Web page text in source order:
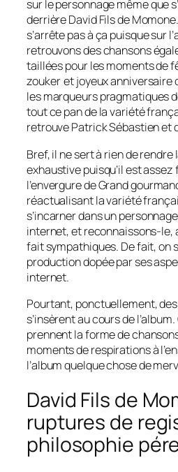
sur le personnage même que
derrière David Fils de
s’arrête pas à ça puisque sur
retrouvons des chansons
taillées pour les moments de
zoukeretjoyeux anniversaire
les marqueurs pragmatiques
tout ce pan de la variété
retrouve Patrick Sébastien et
Bref, il ne sert à rien de rendre
exhaustive puisqu’il est
l’envergure deGrand
réactualisant la variété
s’incarner dans un
internet, et reconnaissons-le,
fait sympathiques. De fait, on
production dopée par ses
internet.
Pourtant, ponctuellement,
s’insèrent au cours de
prennent la forme de
moments de respirations à
l’album quelque chose de
David Fils de
ruptures de
philosophie